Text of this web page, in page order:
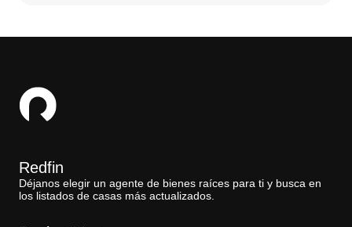
Redfin
Déjanos elegir un agente de bienes raíces para ti y busca en
los listados de casas más actualizados.